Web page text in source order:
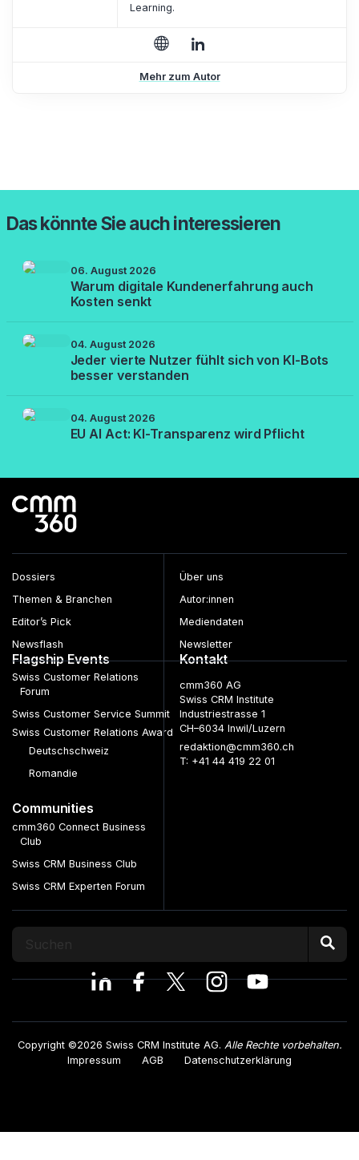
Learning.
Mehr zum Autor
Das könnte Sie auch interessieren
06. August 2026
Warum digitale Kundenerfahrung auch
Kosten senkt
04. August 2026
Jeder vierte Nutzer fühlt sich von KI-Bots
besser verstanden
04. August 2026
EU AI Act: KI-Transparenz wird Pflicht
Dossiers
Themen & Branchen
Editor’s Pick
Newsflash
Über uns
Autor:innen
Mediendaten
Newsletter
Flagship Events
Swiss Customer Relations
Forum
Swiss Customer Service Summit
Swiss Customer Relations Award
Deutschschweiz
Romandie
Communities
cmm360 Connect Business
Club
Swiss CRM Business Club
Swiss CRM Experten Forum
Kontakt
cmm360 AG
Swiss CRM Institute
Industriestrasse 1
CH–6034 Inwil/Luzern
redaktion@cmm360.ch
T: +41 44 419 22 01
Copyright ©2026 Swiss CRM Institute AG. Alle Rechte vorbehalten.
Impressum
AGB Datenschutzerklärung